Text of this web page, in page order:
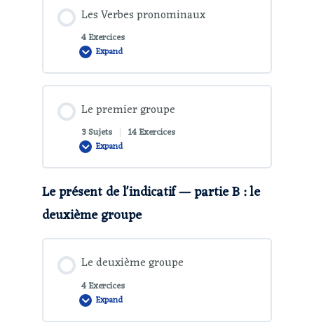
Les Verbes pronominaux
4 Exercices
Expand
Le premier groupe
3 Sujets | 14 Exercices
Expand
Le présent de l'indicatif — partie B : le
deuxième groupe
Le deuxième groupe
4 Exercices
Expand